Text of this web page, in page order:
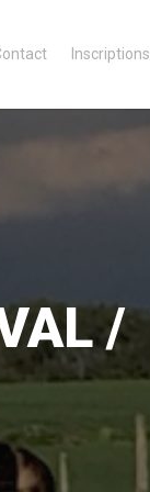
Inscriptions
/